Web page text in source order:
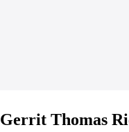
Gerrit Thomas